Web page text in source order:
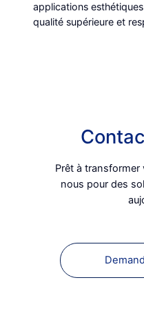
applications
qualité supérieure et
Prêt à
nous pour des